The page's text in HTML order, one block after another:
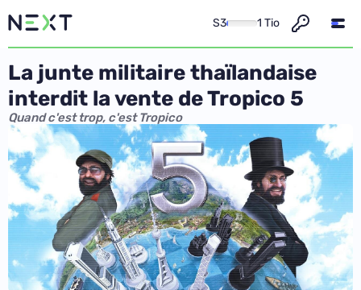
S3 1 Tio
La junte militaire thaïlandaise
interdit la vente de Tropico 5
Quand c'est trop, c'est Tropico